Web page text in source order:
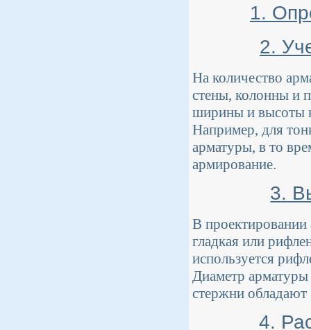
1.
2.
На количество
стены, колонны и
ширины и высоты
Например, для
арматуры, в то
армирование.
3.
В
гладкая или
используется
Диаметр арматуры
стержни
4.